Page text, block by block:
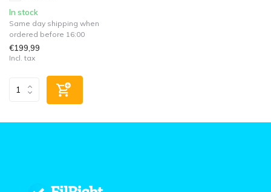
In stock
Same day shipping when
ordered before 16:00
€199,99
Incl. tax